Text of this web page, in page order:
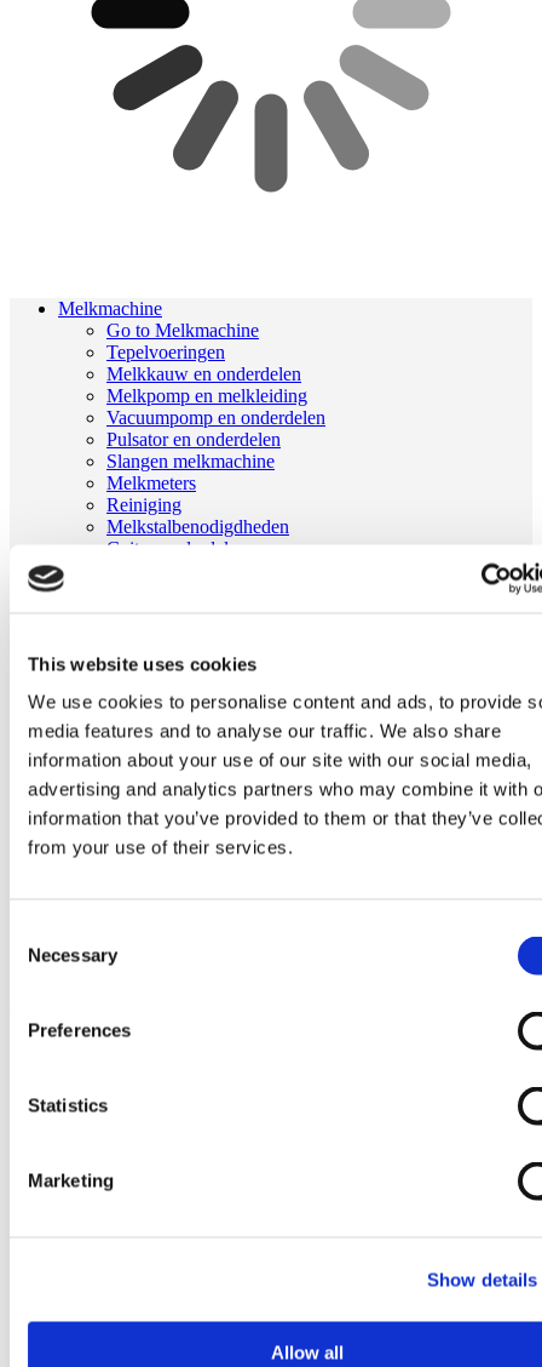
This website uses cookies
We use cookies to personalise content and ads, to provide
media features and to analyse our traffic. We also share
information about your use of our site with our social media,
advertising and analytics partners who may combine it with
information that you’ve provided to them or that they’ve
from your use of their services.
Selection
Necessary
Preferences
Statistics
Marketing
Show details
Allow all
Melkmachine
Go to Melkmachine
Tepelvoeringen
Melkkauw en onderdelen
Melkpomp en melkleiding
Vacuumpomp en onderdelen
Pulsator en onderdelen
Slangen melkmachine
Melkmeters
Reiniging
Melkstalbenodigdheden
Geiten onderdelen
Melkrobot
DeLaval VMS Melkrobot
GEA MIone
Stal benodigdheden
Go to Stal benodigdheden
Koeborstel
Ambic onderdelen
Minimelkers
stalartikelen
Skelex
Verzamelring